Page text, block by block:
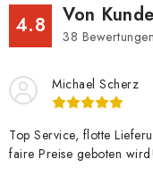
4.8 Von
38
Michael Scherz
Top Service, flotte
faire Preise geboten wird!